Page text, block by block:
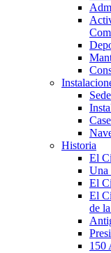
Historia
El
Una
El
El
de
150